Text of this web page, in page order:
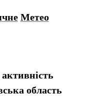
Метео
область